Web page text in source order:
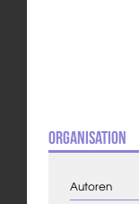
Organisation
Autoren